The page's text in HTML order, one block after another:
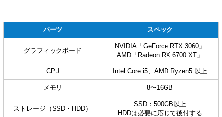
パーツ スペック
グラフィックボード
NVIDIA「GeForce RTX 3060」
AMD「Radeon RX 6700 XT」
CPU Intel Core i5、AMD Ryzen5 以上
メモリ 8〜16GB
ストレージ（SSD・HDD）
SSD：500GB以上
HDDは必要に応じて後付する